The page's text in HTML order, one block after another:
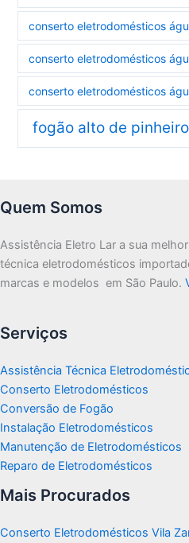
conserto eletrodomésticos
conserto eletrodomésticos
conserto eletrodomésticos
fogão alto de
Quem Somos
Assistência Eletro Lar a sua
técnica eletrodomésticos
marcas e modelos em São Paulo.
Serviços
Assistência Técnica
Conserto Eletrodomésticos
Conversão de Fogão
Instalação Eletrodomésticos
Manutenção de Eletrodomésticos
Reparo de Eletrodomésticos
Mais Procurados
Conserto Eletrodomésticos Vila